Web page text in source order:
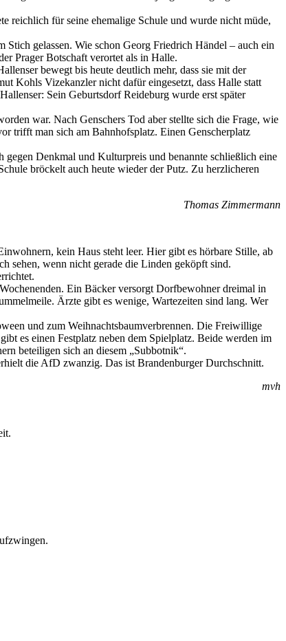
reichlich für seine ehemalige Schule und wurde nicht müde,
gelassen. Wie schon Georg Friedrich Händel – auch ein
Prager Botschaft verortet als in Halle.
bewegt bis heute deutlich mehr, dass sie mit der
Kohls Vizekanzler nicht dafür eingesetzt, dass Halle statt
Sein Geburtsdorf Reideburg wurde erst später
war. Nach Genschers Tod aber stellte sich die Frage, wie
trifft man sich am Bahnhofsplatz. Einen Genscherplatz
gegen Denkmal und Kulturpreis und benannte schließlich eine
bröckelt auch heute wieder der Putz. Zu herzlicheren
Thomas Zimmermann
kein Haus steht leer. Hier gibt es hörbare Stille, ab
sehen, wenn nicht gerade die Linden geköpft sind.
Ein Bäcker versorgt Dorfbewohner dreimal in
Ärzte gibt es wenige, Wartezeiten sind lang. Wer
und zum Weihnachtsbaumverbrennen. Die Freiwillige
es einen Festplatz neben dem Spielplatz. Beide werden im
beteiligen sich an diesem „Subbotnik“.
die AfD zwanzig. Das ist Brandenburger Durchschnitt.
mvh